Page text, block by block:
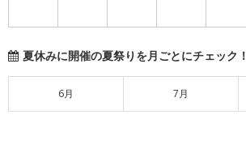
夏休みに開催の夏祭りを月ごとにチェック！
6月 7月